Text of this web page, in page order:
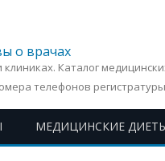
о врачах
Каталог
телефонов
МЕДИЦИНСКИЕ